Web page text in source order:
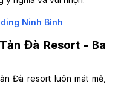
Ninh Bình
Đà Resort - Ba
Đà resort luôn mát mẻ,